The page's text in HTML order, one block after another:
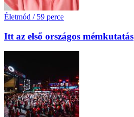
Életmód / 59 perce
Itt az első országos mémkutatás